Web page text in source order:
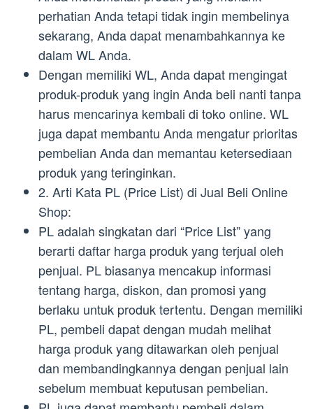
perhatian Anda tetapi tidak ingin membelinya
sekarang, Anda dapat menambahkannya ke
dalam WL Anda.
Dengan memiliki WL, Anda dapat mengingat
produk-produk yang ingin Anda beli nanti tanpa
harus mencarinya kembali di toko online. WL
juga dapat membantu Anda mengatur prioritas
pembelian Anda dan memantau ketersediaan
produk yang teringinkan.
2. Arti Kata PL (Price List) di Jual Beli Online
Shop:
PL adalah singkatan dari “Price List” yang
berarti daftar harga produk yang terjual oleh
penjual. PL biasanya mencakup informasi
tentang harga, diskon, dan promosi yang
berlaku untuk produk tertentu. Dengan memiliki
PL, pembeli dapat dengan mudah melihat
harga produk yang ditawarkan oleh penjual
dan membandingkannya dengan penjual lain
sebelum membuat keputusan pembelian.